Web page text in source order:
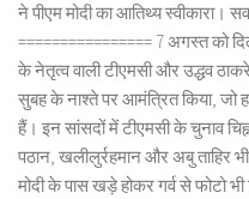
ने पीएम मोदी का आतिथ्य स्वीकारा।
================ 7 अगस्त को
के नेतृत्व वाली टीएमसी और उद्धव
सुबह के नाश्ते पर आमंत्रित किया, जो
हैं। इन सांसदों में टीएमसी के चुनाव
पठान, खलीलुर्रहमान और अबु ताहिर
मोदी के पास खड़े होकर गर्व से फोटो भी